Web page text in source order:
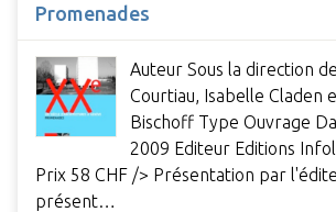
Promenades
Auteur Sous la direction
Courtiau, Isabelle Claden
Bischoff Type Ouvrage
2009 Editeur Editions
Prix 58 CHF /> Présentation par
présent…